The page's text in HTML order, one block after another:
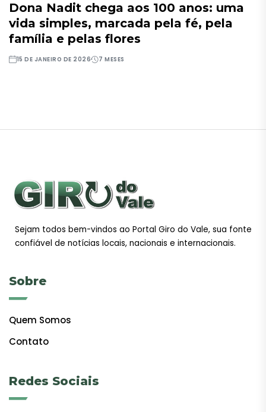
Dona Nadit chega aos 100 anos: uma
vida simples, marcada pela fé, pela
família e pelas flores
15 DE JANEIRO DE 2026 7 MESES
Sejam todos bem-vindos ao Portal Giro do Vale, sua fonte
confiável de notícias locais, nacionais e internacionais.
Sobre
Quem Somos
Contato
Redes Sociais